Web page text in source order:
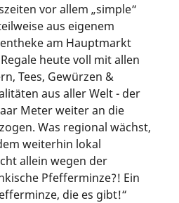
vor allem „simple“
aus eigenem
am Hauptmarkt
heute voll mit allen
Tees, Gewürzen &
aus aller Welt - der
Meter weiter an die
Was regional wächst,
weiterhin lokal
allein wegen der
Pfefferminze?! Ein
die es gibt!“